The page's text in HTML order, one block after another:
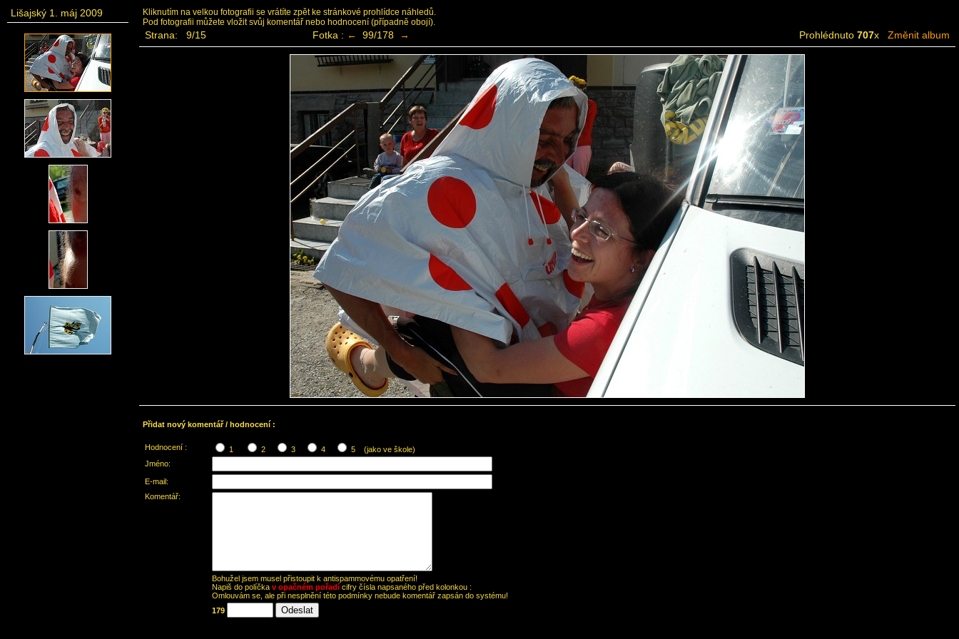
Lišajský 1. máj 2009
Kliknutím na velkou fotografii se vrátíte zpět ke stránkové prohlídce náhledů.
Pod fotografii můžete vložit svůj komentář nebo hodnocení (případně obojí).
Strana: 9/15 Fotka : ← 99/178 → Prohlédnuto 707x Změnit album
Přidat nový komentář / hodnocení :
Hodnocení : 1 2 3 4
5 (jako ve škole)
Jméno:
E-mail:
Komentář:
Bohužel jsem musel přistoupit k antispammovému opatření!
Napiš do políčka v opačném pořadí cifry čísla napsaného před kolonkou :
Omlouvám se, ale při nesplnění této podmínky nebude komentář zapsán do systému!
179